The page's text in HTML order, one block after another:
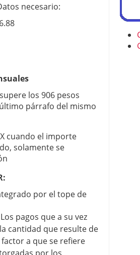
necesario:
los 906 pesos
párrafo del mismo
cuando el importe
solamente se
por el tope de
Los pagos que a su vez
cantidad que resulte de
a que se refiere